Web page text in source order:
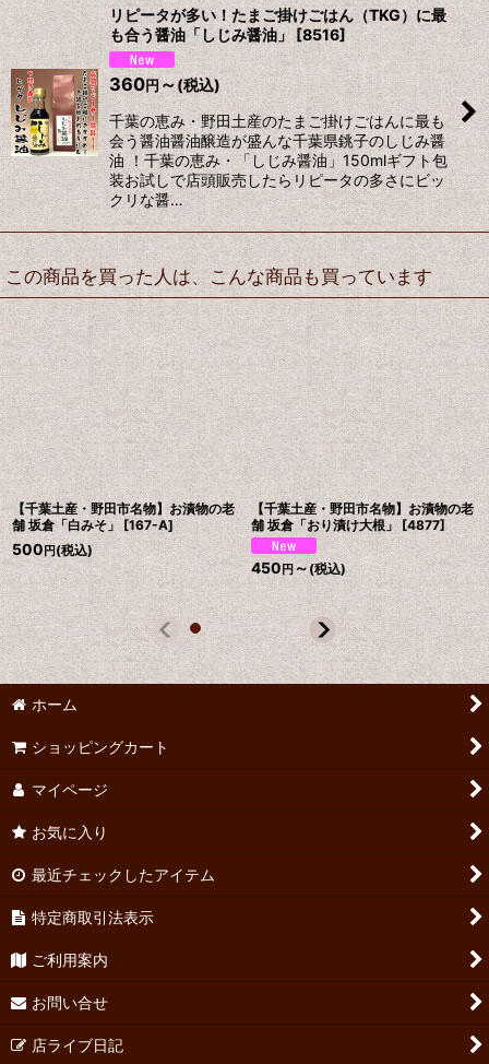
リピータが多い！たまご掛けごはん（TKG）に最
も合う醤油「しじみ醤油」 [8516]
360円 ～(税込)
千葉の恵み・野田土産のたまご掛けごはんに最も
会う醤油醤油醸造が盛んな千葉県銚子のしじみ醤
油 ！千葉の恵み・「しじみ醤油」150mlギフト包
装お試しで店頭販売したらリピータの多さにビッ
クリな醤…
この商品を買った人は、こんな商品も買っています
【千葉土産・野田市名物】お漬物の老
舗 坂倉「白みそ」 [167-A]
500 円 (税込)
【千葉土産・野田市名物】お漬物の老
舗 坂倉「おり漬け大根」
[4877]
450 円 ～(税込)
ホーム
ショッピングカート
マイページ
お気に入り
最近チェックしたアイテム
特定商取引法表示
ご利用案内
お問い合せ
店ライブ日記